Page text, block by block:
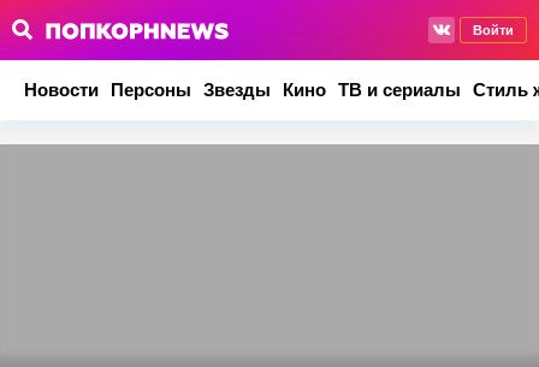
Войти
Новости Персоны Звезды Кино ТВ и сериалы Стиль